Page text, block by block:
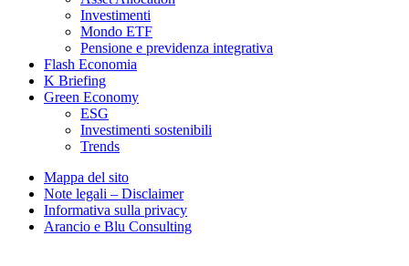
Investimenti
Mondo ETF
Pensione e previdenza integrativa
Flash Economia
K Briefing
Green Economy
ESG
Investimenti sostenibili
Trends
Mappa del sito
Note legali – Disclaimer
Informativa sulla privacy
Arancio e Blu Consulting